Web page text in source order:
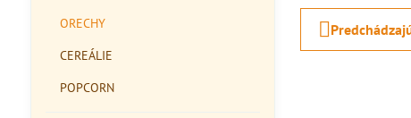
ORECHY
CEREÁLIE
POPCORN